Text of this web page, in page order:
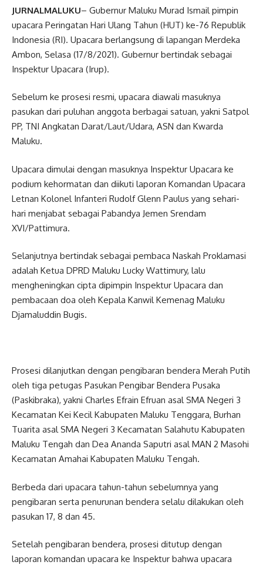
JURNALMALUKU– Gubernur Maluku Murad Ismail pimpin
upacara Peringatan Hari Ulang Tahun (HUT) ke-76 Republik
Indonesia (RI). Upacara berlangsung di lapangan Merdeka
Ambon, Selasa (17/8/2021). Gubernur bertindak sebagai
Inspektur Upacara (Irup).
Sebelum ke prosesi resmi, upacara diawali masuknya
pasukan dari puluhan anggota berbagai satuan, yakni Satpol
PP, TNI Angkatan Darat/Laut/Udara, ASN dan Kwarda
Maluku.
Upacara dimulai dengan masuknya Inspektur Upacara ke
podium kehormatan dan diikuti laporan Komandan Upacara
Letnan Kolonel Infanteri Rudolf Glenn Paulus yang sehari-
hari menjabat sebagai Pabandya Jemen Srendam
XVI/Pattimura.
Selanjutnya bertindak sebagai pembaca Naskah Proklamasi
adalah Ketua DPRD Maluku Lucky Wattimury, lalu
mengheningkan cipta dipimpin Inspektur Upacara dan
pembacaan doa oleh Kepala Kanwil Kemenag Maluku
Djamaluddin Bugis.
Prosesi dilanjutkan dengan pengibaran bendera Merah Putih
oleh tiga petugas Pasukan Pengibar Bendera Pusaka
(Paskibraka), yakni Charles Efrain Efruan asal SMA Negeri 3
Kecamatan Kei Kecil Kabupaten Maluku Tenggara, Burhan
Tuarita asal SMA Negeri 3 Kecamatan Salahutu Kabupaten
Maluku Tengah dan Dea Ananda Saputri asal MAN 2 Masohi
Kecamatan Amahai Kabupaten Maluku Tengah.
Berbeda dari upacara tahun-tahun sebelumnya yang
pengibaran serta penurunan bendera selalu dilakukan oleh
pasukan 17, 8 dan 45.
Setelah pengibaran bendera, prosesi ditutup dengan
laporan komandan upacara ke Inspektur bahwa upacara